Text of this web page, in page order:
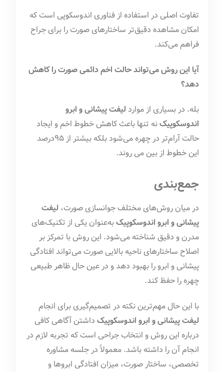
تفاوت اصلی در استفاده از فناوری اندوسکوپی است که
امکان مشاهده دقیق‌تر ساختارهای صورت را برای جراح
فراهم می‌کند.
آیا این روش می‌تواند حالت اخم دائمی صورت را کاهش
دهد؟
بله. در بسیاری از موارد لیفت پیشانی و ابرو
اندوسکوپیکنه تنها باعث کاهش خطوط اخم و ایجاد
حالت آرام‌تر در چهره می‌شود بلکه بیشتر از 95درصد
این خطوط از بین می روند.
جمع‌بندی
در میان روش‌های مختلف جوانسازی صورت، لیفت
پیشانی و ابرو اندوسکوپیکبه‌عنوان یکی از تکنیک‌های
مدرن و دقیق شناخته می‌شود. این روش با تمرکز بر
اصلاح ساختارهای ناحیه بالایی صورت می‌تواند افتادگی
پیشانی و ابرو را بهبود دهد و در عین حال ظاهر طبیعی
چهره را حفظ کند.
با این حال مهم‌ترین نکته در تصمیم‌گیری برای انجام
لیفت پیشانی و ابرو اندوسکوپیک داشتن آگاهی کافی
درباره این روش و انتخاب جراحی است که تجربه لازم در
انجام آن را داشته باشد. معمولاً در جلسه مشاوره
تخصصی، ساختار صورت، میزان افتادگی ابروها و